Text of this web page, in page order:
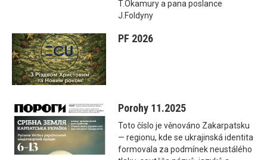
T.Okamury a pana poslance
J.Foldyny
PF 2026
Porohy 11.2025
Toto číslo je věnováno Zakarpatsku
— regionu, kde se ukrajinská identita
formovala za podmínek neustálého